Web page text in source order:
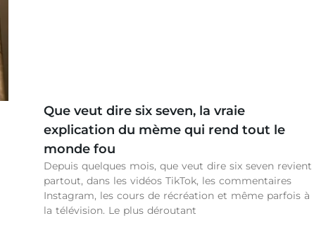
Que veut dire six seven, la vraie
explication du mème qui rend tout le
monde fou
Depuis quelques mois, que veut dire six seven revient
partout, dans les vidéos TikTok, les commentaires
Instagram, les cours de récréation et même parfois à
la télévision. Le plus déroutant